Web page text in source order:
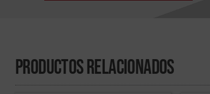
Productos Relacionados